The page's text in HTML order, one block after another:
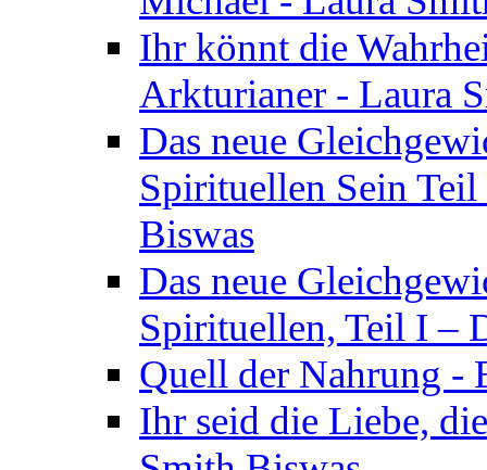
Ihr könnt die
Arkturianer - Laura
Das neue
Spirituellen Sein
Biswas
Das neue
Spirituellen, Teil I –
Quell der Nahrung -
Ihr seid die Liebe,